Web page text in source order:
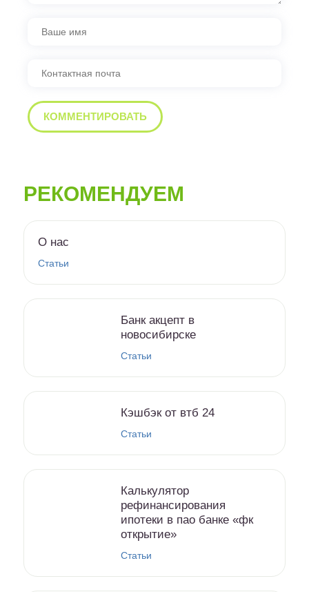
РЕКОМЕНДУЕМ
О нас
Статьи
Банк акцепт в
новосибирске
Статьи
Кэшбэк от втб 24
Статьи
Калькулятор
рефинансирования
ипотеки в пао банке «фк
открытие»
Статьи